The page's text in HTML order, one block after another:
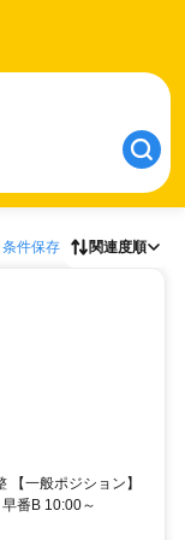
条件保存 関連度順
一般ポジション】
番B 10:00～